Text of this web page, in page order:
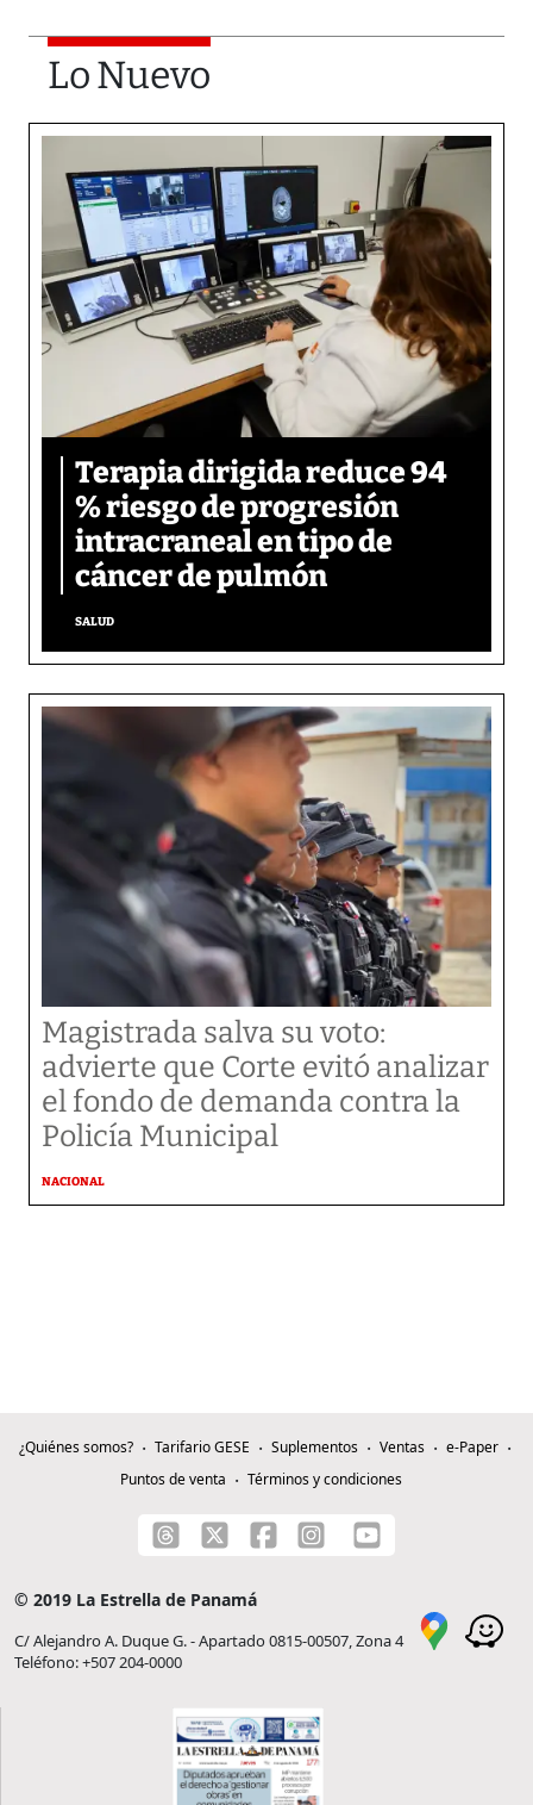
Lo Nuevo
Terapia dirigida reduce 94
% riesgo de progresión
intracraneal en tipo de
cáncer de pulmón
SALUD
Magistrada salva su voto:
advierte que Corte evitó analizar
el fondo de demanda contra la
Policía Municipal
NACIONAL
¿Quiénes somos? Tarifario GESE Suplementos Ventas
e-Paper
Puntos de venta
Términos y condiciones
© 2019 La Estrella de Panamá
C/ Alejandro A. Duque G. - Apartado 0815-00507, Zona 4
Teléfono: +507 204-0000